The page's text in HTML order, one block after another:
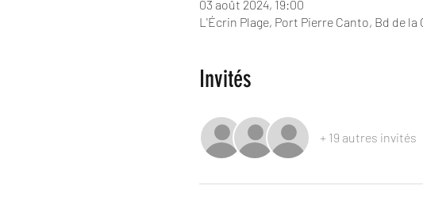
03 août 2024, 19:00
L'Écrin Plage, Port Pierre Canto, Bd de
Invités
+ 19 autres invités